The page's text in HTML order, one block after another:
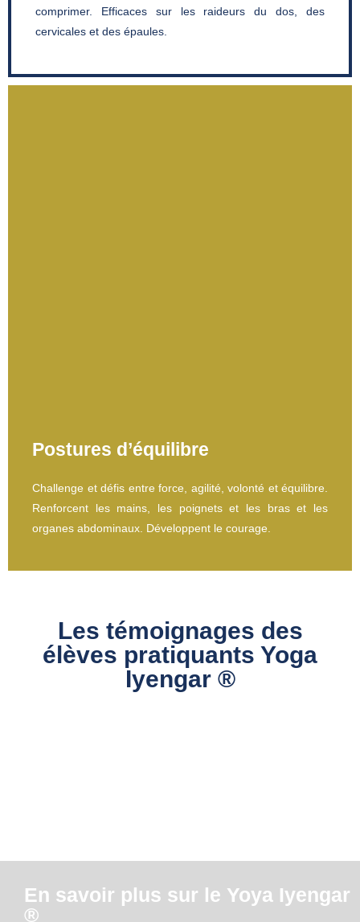
comprimer. Efficaces sur les raideurs du dos, des
cervicales et des épaules.
Postures d’équilibre
Challenge et défis entre force, agilité, volonté et équilibre.
Renforcent les mains, les poignets et les bras et les
organes abdominaux. Développent le courage.
Les témoignages des
élèves pratiquants Yoga
Iyengar ®
En savoir plus sur le Yoya Iyengar
®